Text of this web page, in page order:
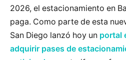
2026, el estacionamiento en
paga. Como parte de esta
San Diego lanzó hoy un portal
adquirir pases de